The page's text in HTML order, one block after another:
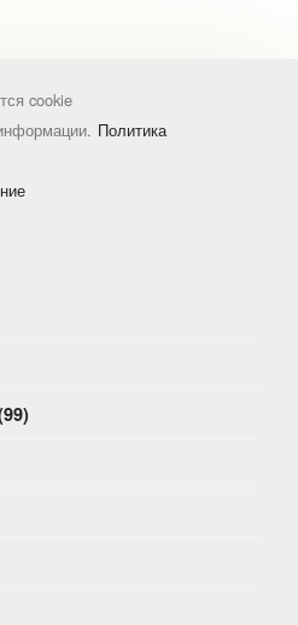
cookie
Политика